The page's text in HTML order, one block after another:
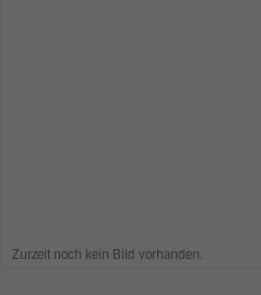
Zurzeit noch kein Bild vorhanden.